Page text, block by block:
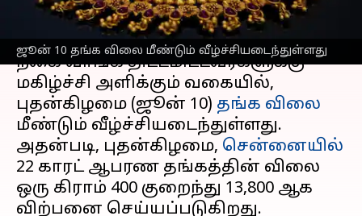
ஜூன் 10 தங்க விலை மீண்டும் வீழ்ச்சியடைந்துள்ளது
செய்தி முன்னோட்டம்
நகை வாங்க திட்டமிட்டவர்களுக்கு
மகிழ்ச்சி அளிக்கும் வகையில்,
புதன்கிழமை (ஜூன் 10) தங்க விலை
மீண்டும் வீழ்ச்சியடைந்துள்ளது.
அதன்படி, புதன்கிழமை, சென்னையில்
22 காரட் ஆபரண தங்கத்தின் விலை
ஒரு கிராம் ₹400 குறைந்து ₹13,800 ஆக
விற்பனை செய்யப்படுகிறது.